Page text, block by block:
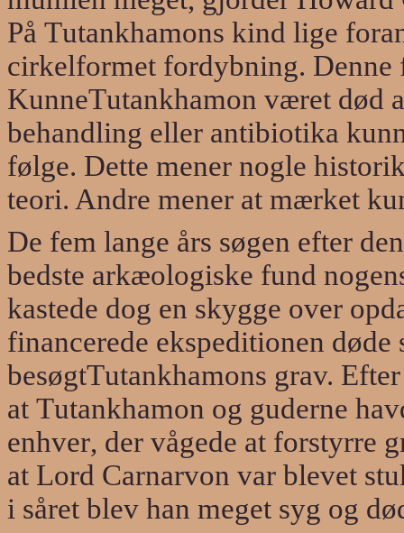
På Tutankhamons kind lige
cirkelformet fordybning. Denne
KunneTutankhamon været død
behandling eller antibiotika
følge. Dette mener nogle
teori. Andre mener at mærket
De fem lange års søgen efter
bedste arkæologiske fund
kastede dog en skygge over
financerede ekspeditionen døde
besøgtTutankhamons grav.
at Tutankhamon og guderne
enhver, der vågede at forstyrre
at Lord Carnarvon var blevet
i såret blev han meget syg og